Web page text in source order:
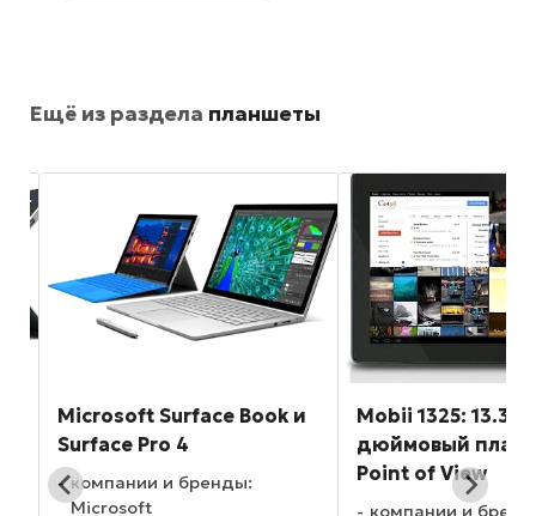
Ещё из раздела планшеты
Microsoft Surface Book и
Surface Pro 4
компании и бренды:
Microsoft
Mobii 1325: 13.3-
дюймовый
Point of View
компании и